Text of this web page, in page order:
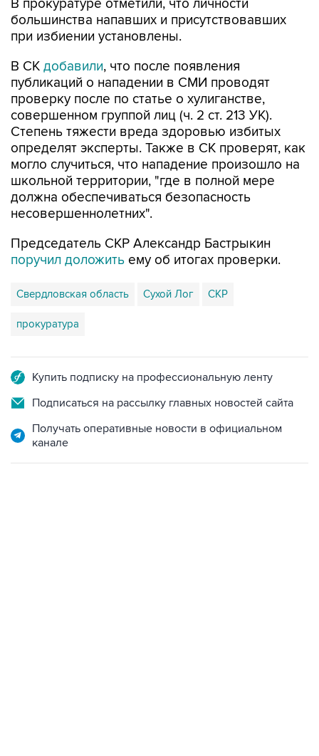
при избиении установлены.
В СКдобавили, что после появления
проверку после по статье о хулиганстве,
совершенном группой лиц (ч. 2 ст. 213 УК).
Степень тяжести вреда здоровью избитых
определят эксперты. Также в СК проверят, как
могло случиться, что нападение произошло на
школьной территории, "где в полной мере
должна обеспечиваться безопасность
несовершеннолетних".
Председатель СКР Александр Бастрыкин
Свердловская область Сухой Лог СКР
прокуратура
Подписаться на рассылку главных новостей сайта
Получать оперативные новости в официальном